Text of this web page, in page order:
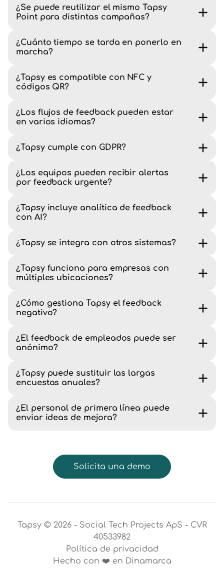
¿Se puede reutilizar el mismo Tapsy
Point para distintas campañas?
¿Cuánto tiempo se tarda en ponerlo en
marcha?
¿Tapsy es compatible con NFC y
códigos QR?
¿Los flujos de feedback pueden estar
en varios idiomas?
¿Tapsy cumple con GDPR?
¿Los equipos pueden recibir alertas
por feedback urgente?
¿Tapsy incluye analítica de feedback
con AI?
¿Tapsy se integra con otros sistemas?
¿Tapsy funciona para empresas con
múltiples ubicaciones?
¿Cómo gestiona Tapsy el feedback
negativo?
¿El feedback de empleados puede ser
anónimo?
¿Tapsy puede sustituir las largas
encuestas anuales?
¿El personal de primera línea puede
enviar ideas de mejora?
Solicita una demo
Tapsy © 2026 - Social Tech Projects ApS - CVR
40533982
Política de privacidad
Hecho con ❤️ en Dinamarca